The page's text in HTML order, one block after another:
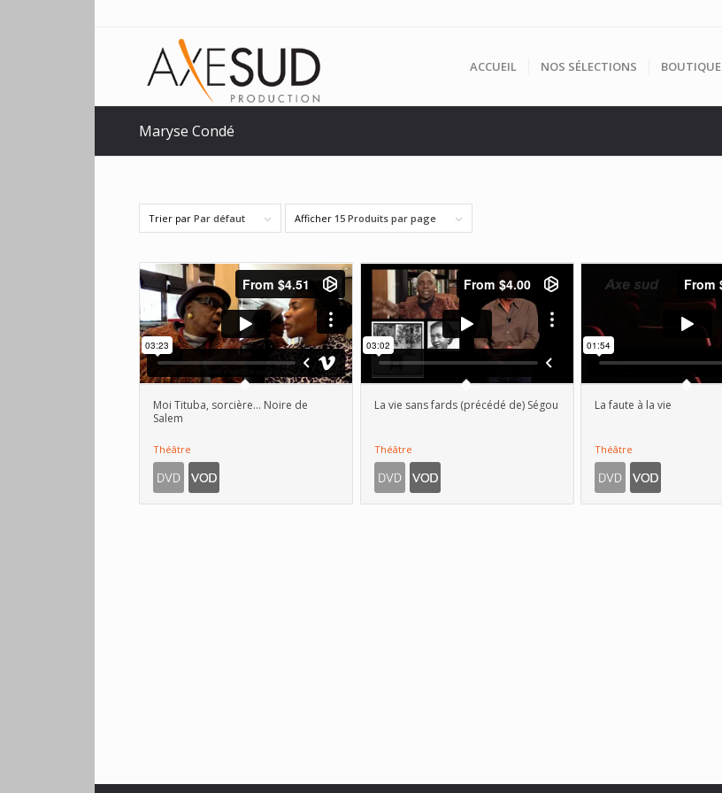
ACCUEIL NOS SÉLECTIONS BOUTIQUE
Maryse Condé
Trier par Par défaut Afficher 15 Produits par page
Moi Tituba, sorcière… Noire de
Salem
Théâtre
La vie sans fards (précédé de) Ségou
Théâtre
La faute à la vie
Théâtre